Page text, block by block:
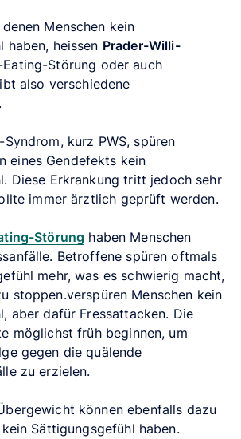
Menschen kein
haben, heissen Prader-Willi-
Eating-Störung oder auch
also verschiedene
Syndrom, kurz PWS, spüren
eines Gendefekts kein
Diese Erkrankung tritt jedoch sehr
immer ärztlich geprüft werden.
Störung haben Menschen
Betroffene spürenoftmals
mehr, was es schwierig macht,
stoppen.verspüren Menschen kein
aber dafür Fressattacken. Die
möglichst früh beginnen, um
gegen die quälende
zu erzielen.
können ebenfalls dazu
Sättigungsgefühl haben.